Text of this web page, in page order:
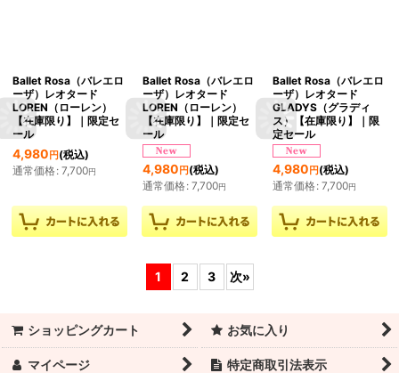
Ballet Rosa（バレエロ
ーザ）レオタード
LOREN（ローレン）
【在庫限り】｜限定セ
ール
4,980 円 (税込)
通常価格: 7,700円
Ballet Rosa（バレエロ
ーザ）レオタード
LOREN（ローレン）
【在庫限り】｜限定セ
ール
4,980 円(税込)
通常価格: 7,700円
Ballet Rosa（バレエロ
ーザ）レオタード
GLADYS（グラディ
ス）【在庫限り】｜限
定セール
4,980 円(税込)
通常価格: 7,700円
1 2 3 次»
ショッピングカート お気に入り
マイページ 特定商取引法表示